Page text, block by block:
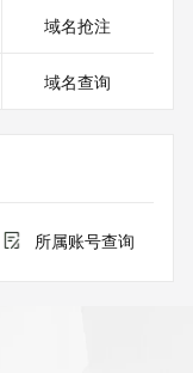
域名抢注
域名查询
所属账号查询